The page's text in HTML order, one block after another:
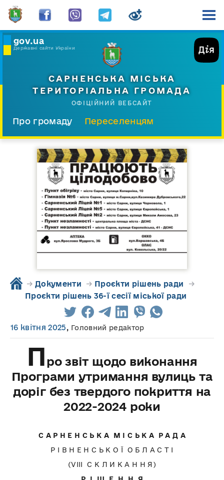
gov.ua
Державні сайти України
САРНЕНСЬКА МІСЬКА
ТЕРИТОРІАЛЬНА ГРОМАДА
ОФІЦІЙНИЙ ВЕБСАЙТ
Про громаду
Переселенцям
Прес-центр
→ Документи → Проєкти рішень ради →
Проєкти рішень 36-ї сесії міської ради
16 квітня 2025, Головний редактор
Про звіт щодо виконання
Програми утримання вулиць та
доріг без твердого покриття на
2022-2024 роки
С А Р Н Е Н С Ь К А М І С Ь К А Р А Д А
Р І В Н Е Н С Ь К О Ї О Б Л А С Т І
(VІIІ С К Л И К А Н Н Я)